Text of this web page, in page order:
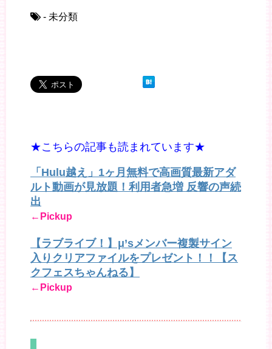
- 未分類
★こちらの記事も読まれています★
「Hulu越え」1ヶ月無料で高画質最新アダ
ルト動画が見放題！利用者急増 反響の声続
出
←Pickup
【ラブライブ！】μ’sメンバー複製サイン
入りクリアファイルをプレゼント！！【ス
クフェスちゃんねる】
←Pickup